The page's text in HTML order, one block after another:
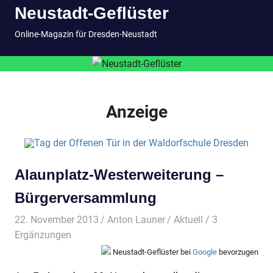
InhaltNeustadt-Geflüster
Online-Magazin für Dresden-Neustadt
Anzeige
Alaunplatz-Westerweiterung –
Bürgerversammlung
22. November 2013 Anton Launer Aktuell / 3
Ergänzungen
Neustadt-Geflüster bei Google bevorzugen